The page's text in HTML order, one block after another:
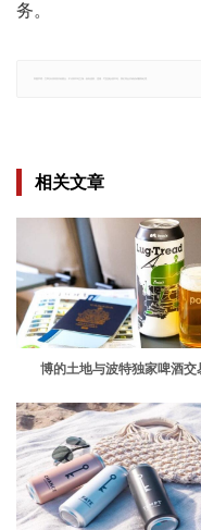
务。
相关文章
博的土地与波特独家啤酒交